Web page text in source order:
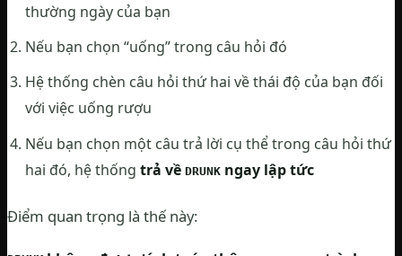
thường ngày của bạn
Nếu bạn chọn “uống” trong câu hỏi đó
Hệ thống chèn câu hỏi thứ hai về thái độ của bạn đối
với việc uống rượu
Nếu bạn chọn một câu trả lời cụ thể trong câu hỏi thứ
hai đó, hệ thống trả về DRUNK ngay lập tức
Điểm quan trọng là thế này: